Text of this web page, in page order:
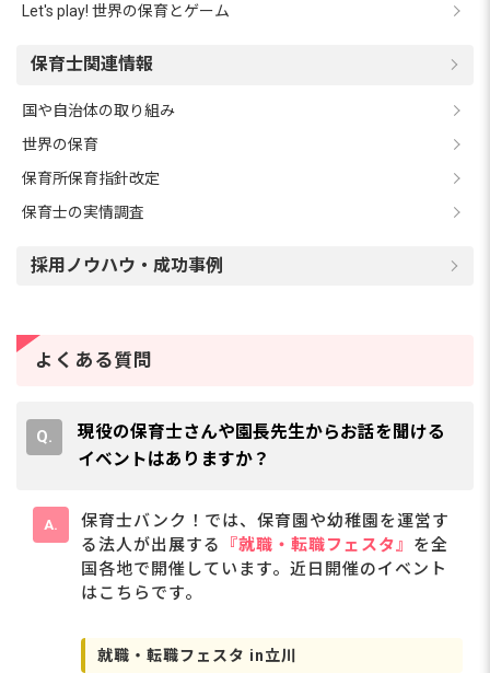
Let's play! 世界の保育とゲーム
保育士関連情報
国や自治体の取り組み
世界の保育
保育所保育指針改定
保育士の実情調査
採用ノウハウ・成功事例
よくある質問
現役の保育士さんや園長先生からお話を聞ける
イベントはありますか？
保育士バンク！では、保育園や幼稚園を運営す
る法人が出展する
『就職・転職フェスタ』 を全
国各地で開催しています。近日開催のイベント
はこちらです。
就職・転職フェスタ in立川